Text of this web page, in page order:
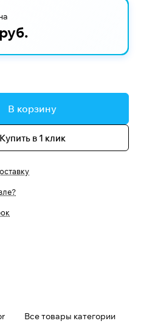
В корзину
Купить в 1 клик
Все товары категории